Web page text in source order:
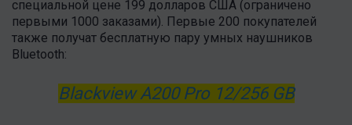
специальной цене 199 долларов США (ограничено
первыми 1000 заказами). Первые 200 покупателей
также получат бесплатную пару умных наушников
Bluetooth:
Blackview A200 Pro 12/256 GB